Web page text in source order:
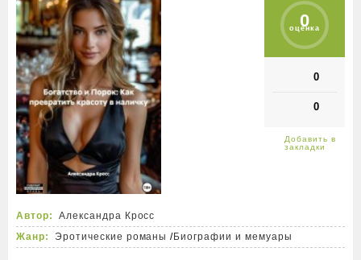
0
оценка
0
0
Автор:
Александра Кросс
Жанр:
Эротические романы /Биографии и мемуары